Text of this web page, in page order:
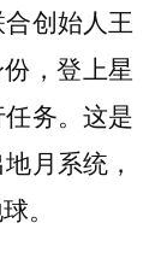
创始人王
，登上星
务。这是
月系统，
。